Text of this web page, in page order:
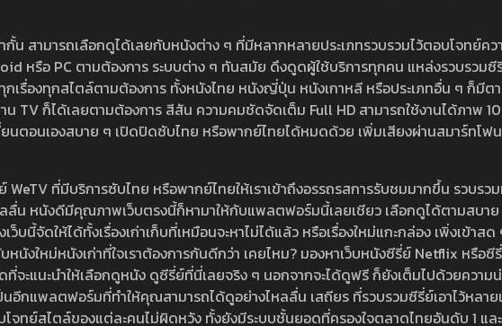
น สามารถเลือกดูได้เลยกับหนังต่าง ๆ ที่มีหลากหลายประเภทรวบรวมไว้ตอบโจท
หรือ PC ตามต้องการ ระบบต่าง ๆ ทันสมัย ดึงดูดผู้ใช้บริการทุกคน แหล่งรวบรวม
เรื่องทุกสไตล์ตามต้องการ ทั้งหนังไทย หนังญี่ปุ่น หนังเกาหลี หรือประเภทอื่น ๆ ก็มี
TV ก็ได้เลยตามต้องการ สีสัน ความคมชัดจัดเต็ม Full HD สามารถใช้งานได้ภาพ
นตอนเองสบาย ๆ เปิดปิดซับไทย หรือพากย์ไทยได้หมดด้วย เพิ่มเสียงผ่านสมาร์ทโฟ
ที่มีบริการซับไทย หรือพากย์ไทยให้เราเข้าถึงอรรถรสการรับชมมากขึ้น รวบร
ลื่น หนังดีมีคุณภาพเว็บตรงนี้ก็หามาให้กับแพลตฟอร์มนี้เลยเชียว เลือกดูได้ตามสบาย
บนี้จัดให้ได้ทั้งเรื่องเก่าเก็บที่เหมือนจะหาไม่ได้แล้ว หรือเรื่องใหม่แกะกล่อง เพิ่งเข้
นังใหม่หนังเก่าที่ใจเราต้องการกันดีกว่า เคยไหม? มองหาเว็บหนังซีรี่ย์ Netflix หรือ
จะแนะนำให้เลือกดูหนัง ดูซีรี่ย์ที่นี่เลยจริง ๆ นอกจากจะได้ดูฟรี ก็ยังเต็มไปด้วยควา
นอีกแพลตฟอร์มที่ทำให้คุณสามารถได้ดูอย่างไหลลื่น เสถียร ที่รวบรวมซีรี่ย์เอาไว้หลา
ทย์สไตล์ของแต่ละคนไม่ผิดหวัง ทั้งยังมีระบบชั้นยอดที่ครองใจตลาดไทยอันดับ 1 แล